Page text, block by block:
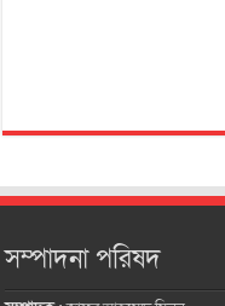
সম্পাদনা পরিষদ